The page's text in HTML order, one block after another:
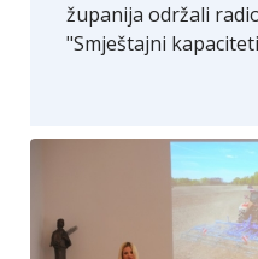
županija održali
"Smještajni